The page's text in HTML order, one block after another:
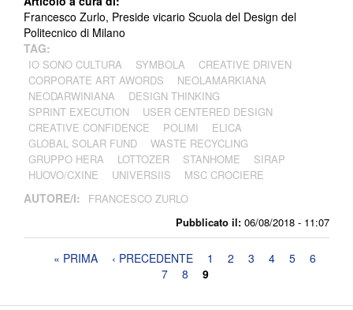
Pubblicato il: 06/08/2018 - 11:07
Francesco Zurlo, Preside vicario Scuola del Design del
Politecnico di Milano
TAG:
IO SONO CULTURA SYMBOLA
CREATIVE DRIVEN
CORPORATE ART AWORDS
NEOLAMARKIANA
NEODARWINIANA
DESIGN THINKING
SPRINT EXECUTION
USER CENTERED DESIGN
CREATIVE CONFIDENCE
POLIMI
ELICA
GLOBAL SOLAR FUND
WASTE RECYCLING
GRUPPO HERA
LOTTOZER STANHOME
SIRAP
HUOVO/CXINE
UNIVERSIIS MSC CROCIERE
AUTORE/I: FRANCESCO ZURLO
Pagine« PRIMA ‹ PRECEDENTE 1 2 3 4 5
6
7
8 9